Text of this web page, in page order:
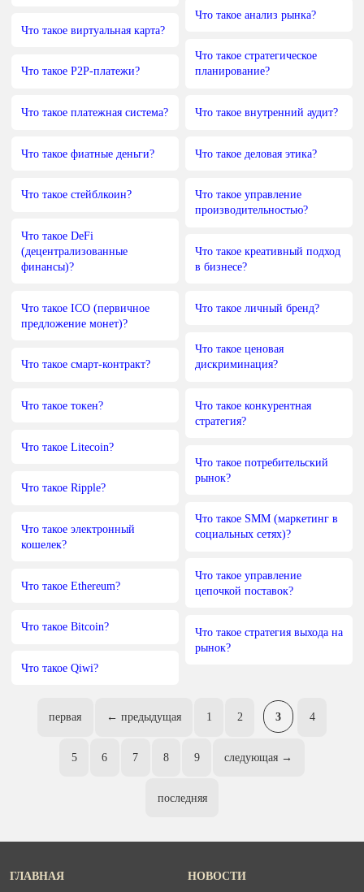
Что такое виртуальная карта?
Что такое P2P-платежи?
Что такое платежная система?
Что такое фиатные деньги?
Что такое стейблкоин?
Что такое DeFi
(децентрализованные
финансы)?
Что такое ICO (первичное
предложение монет)?
Что такое смарт-контракт?
Что такое токен?
Что такое Litecoin?
Что такое Ripple?
Что такое электронный
кошелек?
Что такое Ethereum?
Что такое Bitcoin?
Что такое Qiwi?
Что такое анализ рынка?
Что такое стратегическое
планирование?
Что такое внутренний аудит?
Что такое деловая этика?
Что такое управление
производительностью?
Что такое креативный подход
в бизнесе?
Что такое личный бренд?
Что такое ценовая
дискриминация?
Что такое конкурентная
стратегия?
Что такое потребительский
рынок?
Что такое SMM (маркетинг в
социальных сетях)?
Что такое управление
цепочкой поставок?
Что такое стратегия выхода на
рынок?
первая ← предыдущая 1 2 3 4
5 6 7 8 9 следующая →
последняя
ГЛАВНАЯ
НОВОСТИ